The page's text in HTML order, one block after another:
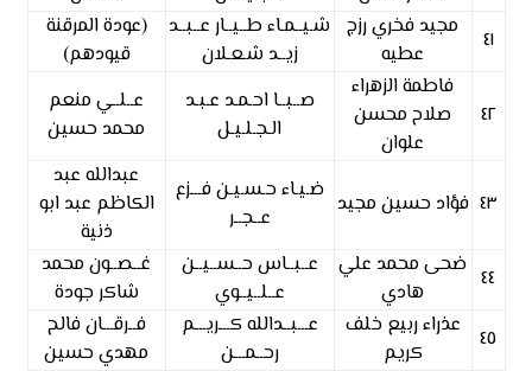
٤١
مجيد فخري رزج
عطيه
شـيــمـاء طــيــار عــبــد
زيــد شـعـلان
(عودة المرقنة
قيودهم)
٤٢
فاطمة الزهراء
صلاح محسن
علوان
صــبــا احـمـد عـبـد
الـجـلـيـل
عــلــي منعم
محمد حسين
٤٣ فؤاد حسين مجيد ضـيـاء حـسـيـن فـــزع
عــجــر
عبدالله عبد
الكاظم عبد ابو
ذنية
٤٤ ضحى محمد علي
هادي
عــبــاس حــســيــن
عــلــيــوي
غــصــون محمد
شاكر جودة
٤٥
عذراء ربيع خلف
كريم
عـــبــدالله كـــريـــم
رحــمـــن
فــرقـــان فالح
مهدي حسين